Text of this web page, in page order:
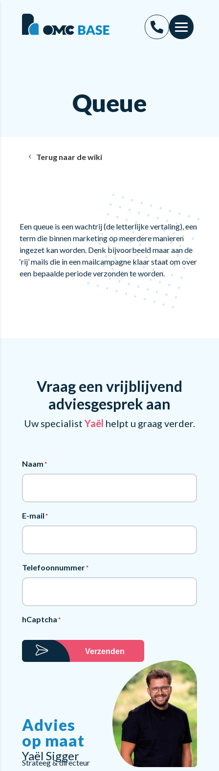
Queue
Terug naar de wiki
Een queue is een wachtrij (de letterlijke vertaling), een
term die binnen marketing op meerdere manieren
ingezet kan worden. Denk bijvoorbeeld maar aan de
‘rij’ mails die in een mailcampagne klaar staat om over
een bepaalde periode verzonden te worden.
Vraag een vrijblijvend
adviesgesprek aan
Uw specialist Yaël helpt u graag verder.
Naam*
E-mail*
Telefoonnummer*
hCaptcha*
Verzenden
Advies
op maat
Yaël Sigger
Strateeg & directeur